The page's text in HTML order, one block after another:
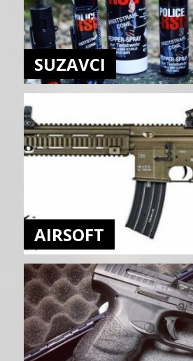
SUZAVCI
AIRSOFT